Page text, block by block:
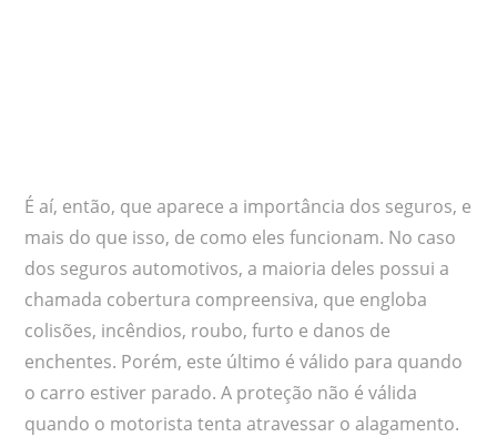
É aí, então, que aparece a importância dos seguros, e
mais do que isso, de como eles funcionam. No caso
dos seguros automotivos, a maioria deles possui a
chamada cobertura compreensiva, que engloba
colisões, incêndios, roubo, furto e danos de
enchentes. Porém, este último é válido para quando
o carro estiver parado. A proteção não é válida
quando o motorista tenta atravessar o alagamento.